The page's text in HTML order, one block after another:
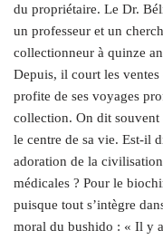
du propriétaire. Le Dr.
un professeur et un
collectionneur à quinze
Depuis, il court les
profite de ses voyages
collection. On dit souvent
le centre de sa vie. Est-il
adoration de la
médicales ? Pour le
puisque tout s’intègre
moral du bushido : « Il y